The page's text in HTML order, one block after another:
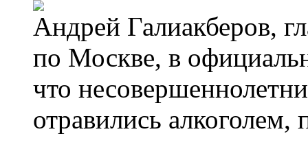
Андрей Галиакберов,
по Москве, в
что
отравились